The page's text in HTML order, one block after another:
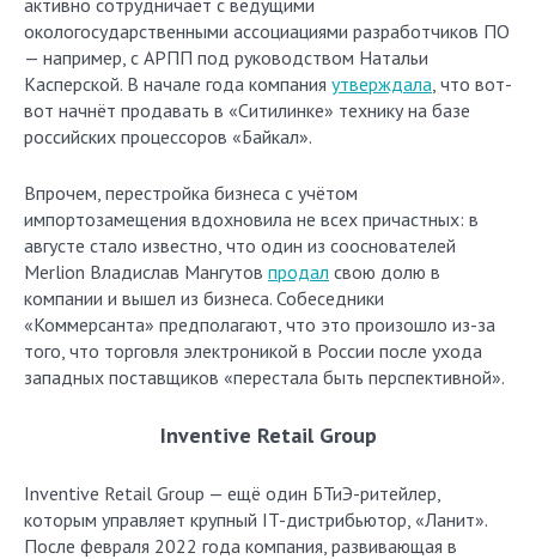
активно сотрудничает с ведущими
окологосударственными ассоциациями разработчиков ПО
— например, с АРПП под руководством Натальи
Касперской. В начале года компания утверждала, что вот-
вот начнёт продавать в «Ситилинке» технику на базе
российских процессоров «Байкал».
Впрочем, перестройка бизнеса с учётом
импортозамещения вдохновила не всех причастных: в
августе стало известно, что один из сооснователей
Merlion Владислав Мангутов продал свою долю в
компании и вышел из бизнеса. Собеседники
«Коммерсанта» предполагают, что это произошло из-за
того, что торговля электроникой в России после ухода
западных поставщиков «перестала быть перспективной».
Inventive Retail Group
Inventive Retail Group — ещё один БТиЭ-ритейлер,
которым управляет крупный IT-дистрибьютор, «Ланит».
После февраля 2022 года компания, развивающая в